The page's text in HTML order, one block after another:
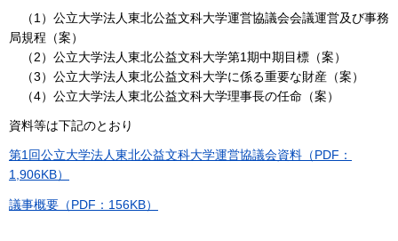
（1）公立大学法人東北公益文科大学運営協議会会議運営及び事務
局規程（案）
（2）公立大学法人東北公益文科大学第1期中期目標（案）
（3）公立大学法人東北公益文科大学に係る重要な財産（案）
（4）公立大学法人東北公益文科大学理事長の任命（案）
資料等は下記のとおり
第1回公立大学法人東北公益文科大学運営協議会資料（PDF：
1,906KB）
議事概要（PDF：156KB）